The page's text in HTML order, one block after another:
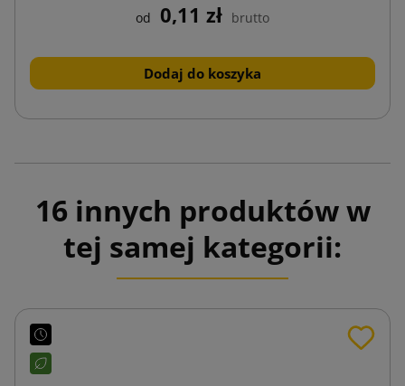
od 0,11 zł brutto
Dodaj do koszyka
16 innych produktów w
tej samej kategorii: